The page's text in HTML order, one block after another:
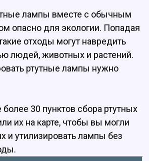
лампы вместе с обычным
опасно для экологии. Попадая
отходы могут навредить
людей, животных и растений.
ртутные лампы нужно
30 пунктов сбора ртутных
их на карте, чтобы вы могли
и утилизировать лампы без